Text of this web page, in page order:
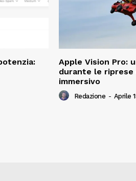
Apple Vision Pro:
durante le riprese
immersivo
Redazione - Aprile